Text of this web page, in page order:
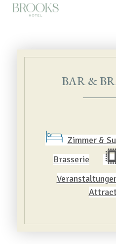
BAR &
Zimmer &
Brasserie